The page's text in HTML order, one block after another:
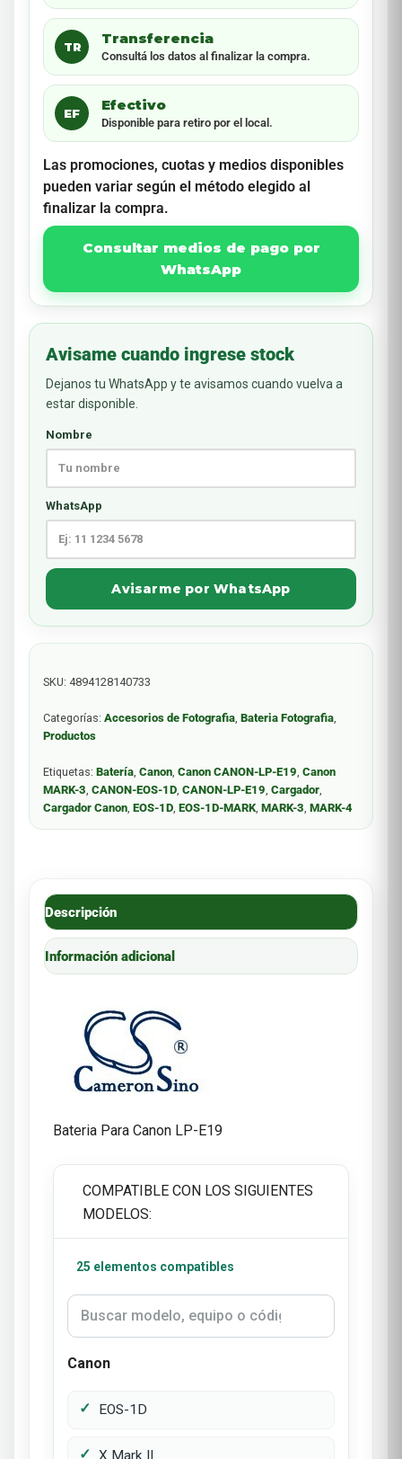
TR
Transferencia
Consultá los datos al finalizar la compra.
EF
Efectivo
Disponible para retiro por el local.
Las promociones, cuotas y medios disponibles
pueden variar según el método elegido al
finalizar la compra.
Consultar medios de pago por
WhatsApp
Avisame cuando ingrese stock
Dejanos tu WhatsApp y te avisamos cuando vuelva a
estar disponible.
Nombre
WhatsApp
Avisarme por WhatsApp
SKU: 4894128140733
Categorías: Accesorios de Fotografia, Bateria Fotografia,
Productos
Etiquetas: Batería, Canon, Canon CANON-LP-E19, Canon
MARK-3, CANON-EOS-1D, CANON-LP-E19, Cargador,
Cargador Canon, EOS-1D, EOS-1D-MARK, MARK-3, MARK-4
Descripción
Información adicional
Bateria Para Canon LP-E19
COMPATIBLE CON LOS SIGUIENTES
MODELOS:
25 elementos compatibles
Canon
EOS-1D
X Mark II